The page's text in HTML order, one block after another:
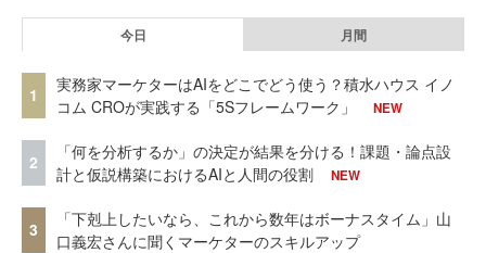
今日 月間
1
実務家マーケターはAIをどこでどう使う？積水ハウス イノ
コム CROが実践する「5Sフレームワーク」
NEW
2
「何を分析するか」の決定が結果を分ける！課題・論点設
計と仮説構築におけるAIと人間の役割
NEW
3
「下剋上したいなら、これから数年はボーナスタイム」山
口義宏さんに聞くマーケターのスキルアップ